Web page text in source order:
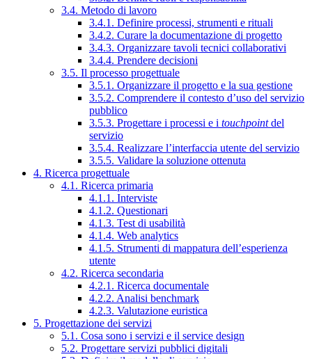
3.4. Metodo di lavoro
3.4.1. Definire processi, strumenti e rituali
3.4.2. Curare la documentazione di progetto
3.4.3. Organizzare tavoli tecnici collaborativi
3.4.4. Prendere decisioni
3.5. Il processo progettuale
3.5.1. Organizzare il progetto e la sua gestione
3.5.2. Comprendere il contesto d’uso del servizio
pubblico
3.5.3. Progettare i processi e i touchpointdel
servizio
3.5.4. Realizzare l’interfaccia utente del servizio
3.5.5. Validare la soluzione ottenuta
4. Ricerca progettuale
4.1. Ricerca primaria
4.1.1. Interviste
4.1.2. Questionari
4.1.3. Test di usabilità
4.1.4. Web analytics
4.1.5. Strumenti di mappatura dell’esperienza
utente
4.2. Ricerca secondaria
4.2.1. Ricerca documentale
4.2.2. Analisi benchmark
4.2.3. Valutazione euristica
5. Progettazione dei servizi
5.1. Cosa sono i servizi e il service design
5.2. Progettare servizi pubblici digitali